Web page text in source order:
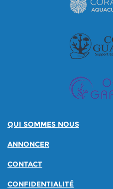
QUI SOMMES NOUS
ANNONCER
CONTACT
CONFIDENTIALITÉ